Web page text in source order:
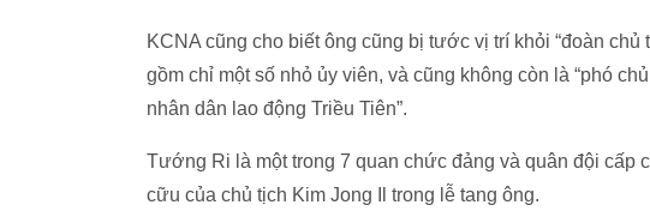
KCNA cũng cho biết ông cũng bị tước vị trí khỏi “đoàn
gồm chỉ một số nhỏ ủy viên, và cũng không còn là “phó
nhân dân lao động Triều Tiên”.
Tướng Ri là một trong 7 quan chức đảng và quân đội cấp
cữu của chủ tịch Kim Jong Il trong lễ tang ông.